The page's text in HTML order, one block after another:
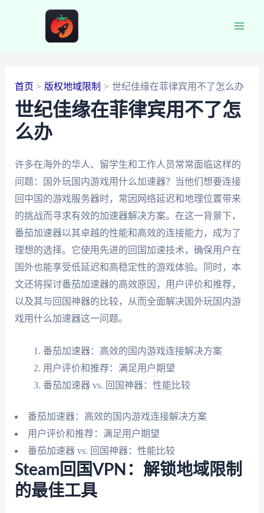
首页 版权地域限制 世纪佳缘在菲律宾用不了怎么办
世纪佳缘在菲律宾用不了怎
么办
许多在海外的华人、留学生和工作人员常常面临这样的
问题：国外玩国内游戏用什么加速器？当他们想要连接
回中国的游戏服务器时，常因网络延迟和地理位置带来
的挑战而寻求有效的加速器解决方案。在这一背景下，
番茄加速器以其卓越的性能和高效的连接能力，成为了
理想的选择。它使用先进的回国加速技术，确保用户在
国外也能享受低延迟和高稳定性的游戏体验。同时，本
文还将探讨番茄加速器的高效原因，用户评价和推荐，
以及其与回国神器的比较，从而全面解决国外玩国内游
戏用什么加速器这一问题。
番茄加速器：高效的国内游戏连接解决方案
用户评价和推荐：满足用户期望
番茄加速器 vs. 回国神器：性能比较
番茄加速器：高效的国内游戏连接解决方案
用户评价和推荐：满足用户期望
番茄加速器 vs. 回国神器：性能比较
Steam回国VPN：解锁地域限制
的最佳工具